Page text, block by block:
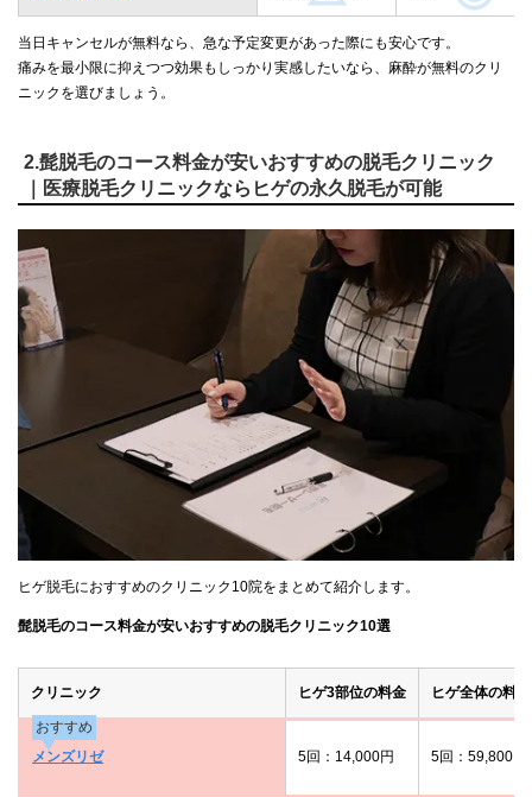
当日キャンセルが無料なら、急な予定変更があった際にも安心です。
痛みを最小限に抑えつつ効果もしっかり実感したいなら、麻酔が無料のクリ
ニックを選びましょう。
2.髭脱毛のコース料金が安いおすすめの脱毛クリニック
｜医療脱毛クリニックならヒゲの永久脱毛が可能
ヒゲ脱毛におすすめのクリニック10院をまとめて紹介します。
髭脱毛のコース料金が安いおすすめの脱毛クリニック10選
クリニック ヒゲ3部位の料金 ヒゲ全体の料金
おすすめ
メンズリゼ
5回：14,000円 5回：59,800円